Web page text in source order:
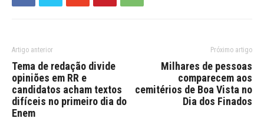
Artigo anterior
Tema de redação divide
opiniões em RR e
candidatos acham textos
difíceis no primeiro dia do
Enem
Próximo artigo
Milhares de pessoas
comparecem aos
cemitérios de Boa Vista no
Dia dos Finados